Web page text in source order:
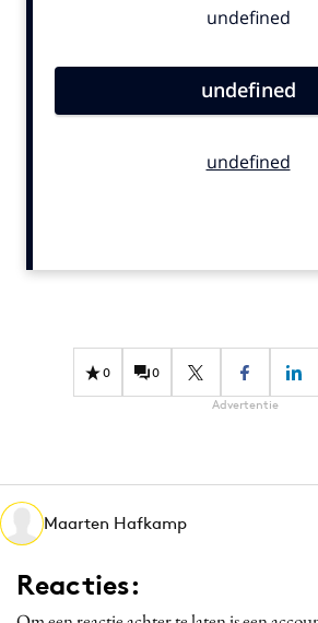
Contentmarketing
Effectiviteit
Gedragsverandering
Martech
Media
Merkstrategie
PR
Programmatic
0 0
Advertentie
Maarten Hafkamp
Reacties: